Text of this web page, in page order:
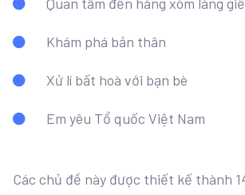
Khám phá bản thân
Xử lí bất hoà với bạn bè
Em yêu Tổ quốc Việt Nam
Các chủ đề này được thiết kế thành